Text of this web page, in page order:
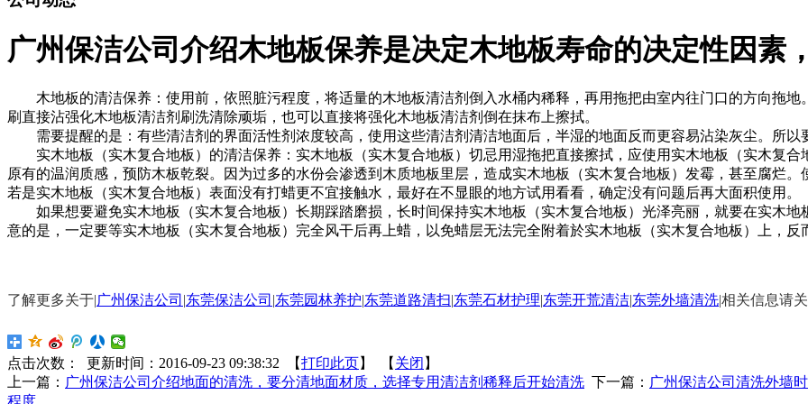
广州保洁公司介绍木地板保养是决定木地板寿命的决定性因素
木地板的清洁保养：使用前，依照脏污程度，将适量的木地板清洁剂倒入水桶内稀释，再用拖把由室内往门口的方向拖地
刷直接沾强化木地板清洁剂刷洗清除顽垢，也可以直接将强化木地板清洁剂倒在抹布上擦拭。
需要提醒的是：有些清洁剂的界面活性剂浓度较高，使用这些清洁剂清洁地面后，半湿的地面反而更容易沾染灰尘。所以
实木地板（实木复合地板）的清洁保养：实木地板（实木复合地板）切忌用湿拖把直接擦拭，应使用实木地板（实木复合
原有的温润质感，预防木板乾裂。因为过多的水份会渗透到木质地板里层，造成实木地板（实木复合地板）发霉，甚至腐烂
若是实木地板（实木复合地板）表面没有打蜡更不宜接触水，最好在不显眼的地方试用看看，确定没有问题后再大面积使用。
如果想要避免实木地板（实木复合地板）长期踩踏磨损，长时间保持实木地板（实木复合地板）光泽亮丽，就要在实木地
意的是，一定要等实木地板（实木复合地板）完全风干后再上蜡，以免蜡层无法完全附着於实木地板（实木复合地板）上，
了解更多关于| 广州保洁公司 东莞保洁公司 东莞园林养护 东莞道路清扫 东莞石材护理 东莞开荒清洁 东莞外墙清洗相关信息请
点击次数： 更新时间：2016-09-23 09:38:32 【打印此页 】 【 关闭 】
上一篇： 广州保洁公司介绍地面的清洗，要分清地面材质，选择专用清洁剂稀释后开始清洗 下一篇： 广州保洁公司清洗外墙